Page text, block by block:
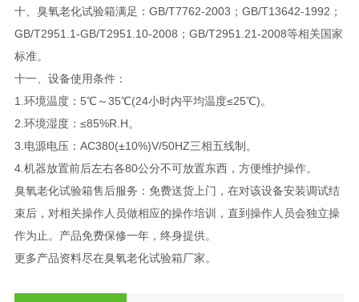
十、臭氧老化试验箱满足：GB/T7762-2003；GB/T13642-1992；
GB/T2951.1-GB/T2951.10-2008；GB/T2951.21-2008等相关国家
标准。
十一、 设备使用条件：
1.环境温度：5℃～35℃(24小时内平均温度≤25℃)。
2.环境湿度：≤85%R.H。
3.电源电压：AC380(±10%)V/50HZ三相五线制。
4.机器放置前后左右各80公分不可放置东西，方便维护操作。
臭氧老化试验箱售后服务：免费送货上门，在对该设备安装调试结
束后，对相关操作人员做相应的操作培训，直到操作人员会独立操
作为止。产品免费保修一年，终身提供。
更多产品资料尽在臭氧老化试验箱厂家。